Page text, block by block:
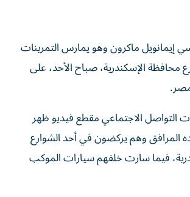
إيمانويل ماكرون وهو يمارس التمرينات
محافظة الإسكندرية، صباح الأحد، على
التواصل الاجتماعي مقطع فيديو ظهر
المرافق وهم يركضون في أحد الشوارع
فيما سارت خلفهم سيارات الموكب